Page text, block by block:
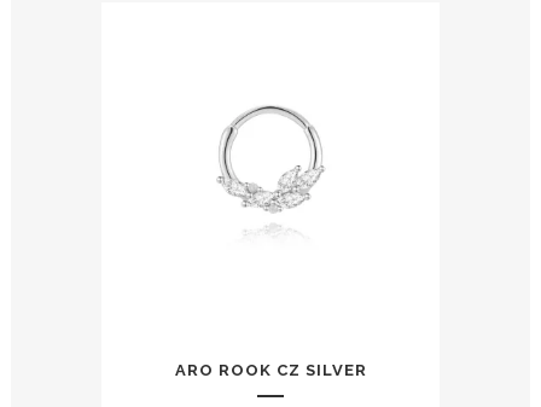
ARO ROOK CZ SILVER